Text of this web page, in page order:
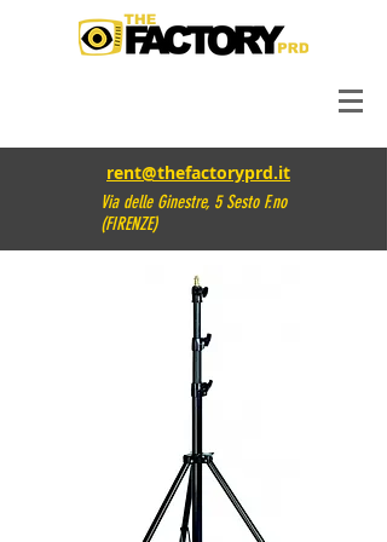
rent@thefactoryprd.it
Via delle Ginestre, 5 Sesto F.no
(FIRENZE)